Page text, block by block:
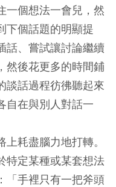
一個想法一會兒，然
下個話題的明顯提
話、嘗試讓討論繼續
然後花更多的時間鋪
談話過程彷彿聽起來
自在與別人對話一
耗盡腦力地打轉。
特定某種或某套想法
「手裡只有一把斧頭